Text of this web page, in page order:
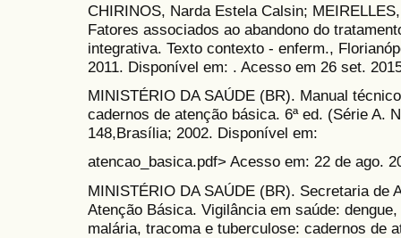
CHIRINOS, Narda Estela Calsin;
Fatores associados ao abandono do
integrativa. Texto contexto - enferm.,
2011. Disponível em: . Acesso em 26 set.
MINISTÉRIO DA SAÚDE (BR). Manual
cadernos de atenção básica. 6ª ed. (Série A.
148,Brasília; 2002. Disponível em:
atencao_basica.pdf> Acesso em: 22 de ago.
MINISTÉRIO DA SAÚDE (BR). Secretaria de
Atenção Básica. Vigilância em saúde:
malária, tracoma e tuberculose: cadernos de